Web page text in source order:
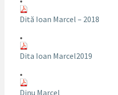
Dită Ioan Marcel – 2018
•
Dita Ioan Marcel2019
•
Dinu Marcel